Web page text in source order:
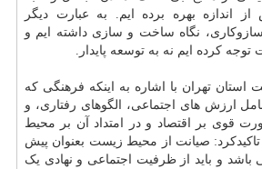
اندازه بهره برده ایم. به عبارت دیگر
سازوکاری، نگاه ساخت و سازی داشته ایم و
کرده ایم نه به توسعه پایدار.
تهران با اشاره به اینکه فرهنگی که
ارزش های اجتماعی، الگوهای رفتاری، و
قوی بر اقتصاد و در امتداد آن بر محیط
صیانت از محیط زیست بعنوان پیش
باشد و باید از ظرفیت اجتماعی و نهادی یک